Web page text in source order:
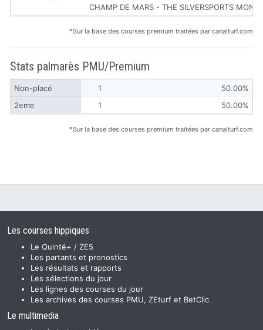
CHAMP DE MARS - THE SILVERSPORTS
*Sur la base des courses premium traitées par canalturf.com
Stats palmarès PMU/Premium
Non-placé 1
50.00%
2eme
1 50.00%
*Sur la base des courses premium traitées par canalturf.com
Les courses hippiques
Le Quinté+ / ZE5
Les partants et pronostics
Les résultats et rapports
Les sélections du jour
Les lignes des courses du jour
Les archives des courses PMU, ZEturf et BetClic
Le multimedia